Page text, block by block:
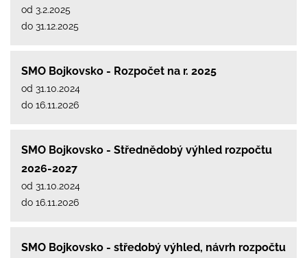
od 3.2.2025
do 31.12.2025
SMO Bojkovsko - Rozpočet na r. 2025
od 31.10.2024
do 16.11.2026
SMO Bojkovsko - Střednědobý výhled rozpočtu
2026-2027
od 31.10.2024
do 16.11.2026
SMO Bojkovsko - středobý výhled, návrh rozpočtu